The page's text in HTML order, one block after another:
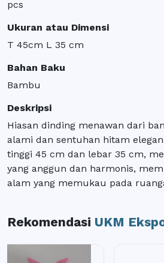
pcs
Ukuran atau Dimensi
T 45cm L 35 cm
Bahan Baku
Bambu
Deskripsi
Hiasan dinding menawan dari
alami dan sentuhan hitam
tinggi 45 cm dan lebar 35 cm,
yang anggun dan harmonis,
alam yang memukau pada
Rekomendasi UKM